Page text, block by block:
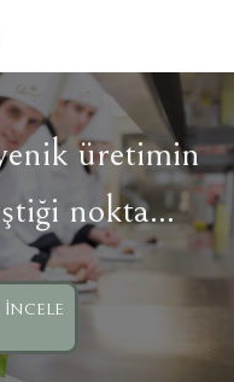
üretimin
nokta...
İNCELE